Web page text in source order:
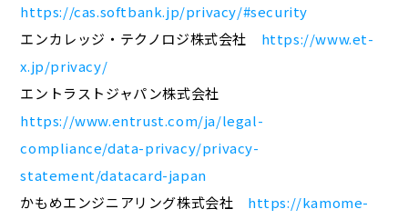
https://cas.softbank.jp/privacy/#security
エンカレッジ・テクノロジ株式会社 https://www.et-
x.jp/privacy/
エントラストジャパン株式会社
https://www.entrust.com/ja/legal-
compliance/data-privacy/privacy-
statement/datacard-japan
かもめエンジニアリング株式会社 https://kamome-